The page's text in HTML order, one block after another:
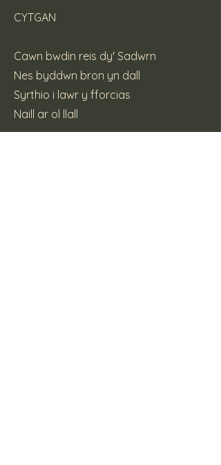
CYTGAN
Cawn bwdin reis dy' Sadwrn
Nes byddwn bron yn dall
Syrthio i lawr y fforcias
Naill ar ol llall